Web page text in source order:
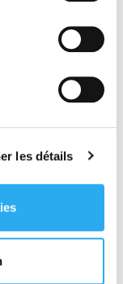
les détails
.
premières, les
de la